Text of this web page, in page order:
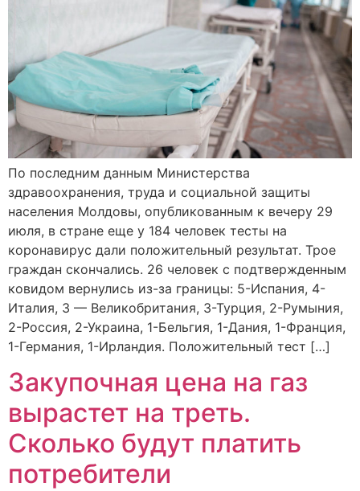
По последним данным Министерства
здравоохранения, труда и социальной защиты
населения Молдовы, опубликованным к вечеру 29
июля, в стране еще у 184 человек тесты на
коронавирус дали положительный результат. Трое
граждан скончались. 26 человек с подтвержденным
ковидом вернулись из-за границы: 5-Испания, 4-
Италия, 3 — Великобритания, 3-Турция, 2-Румыния,
2-Россия, 2-Украина, 1-Бельгия, 1-Дания, 1-Франция,
1-Германия, 1-Ирландия. Положительный тест […]
Закупочная цена на газ
вырастет на треть.
Сколько будут платить
потребители